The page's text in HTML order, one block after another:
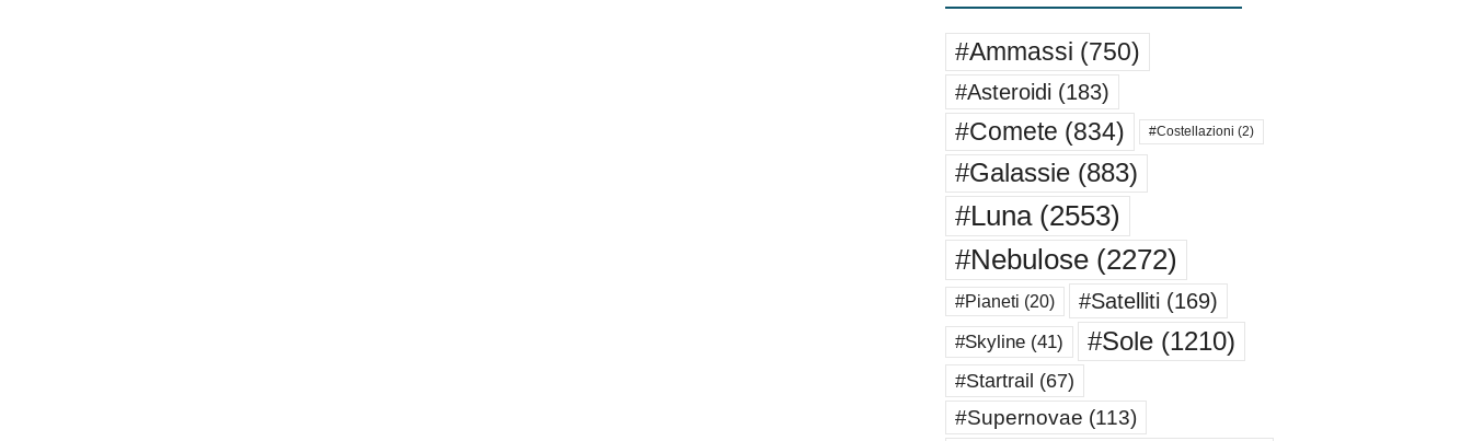
#Ammassi (750)
#Asteroidi (183)
#Comete (834) #Costellazioni (2)
#Galassie(883)
#Luna(2553)
#Nebulose(2272)
#Pianeti (20) #Satelliti (169)
#Skyline(41) #Sole(1210)
#Startrail (67)
#Supernovae (113)